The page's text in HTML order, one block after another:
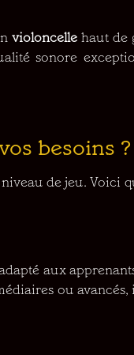
violoncelle haut de
sonore
besoins ?
de jeu. Voici
aux
ou